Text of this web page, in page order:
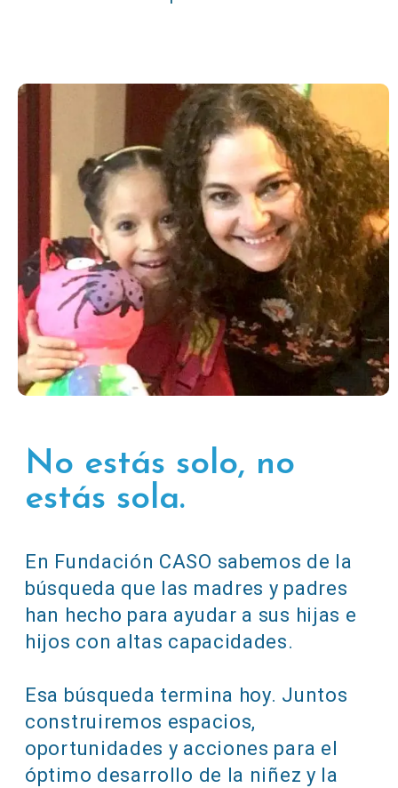
No estás solo, no
estás sola.
En Fundación CASO sabemos de la
búsqueda que las madres y padres
han hecho para ayudar a sus hijas e
hijos con altas capacidades.
Esa búsqueda termina hoy. Juntos
construiremos espacios,
oportunidades y acciones para el
óptimo desarrollo de la niñez y la